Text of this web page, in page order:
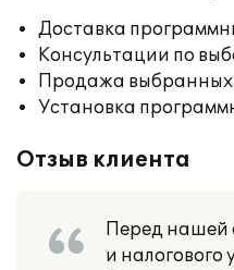
Доставка
Консультации по
Продажа выбранных
Установка
Отзыв клиента
Перед нашей
и налогового